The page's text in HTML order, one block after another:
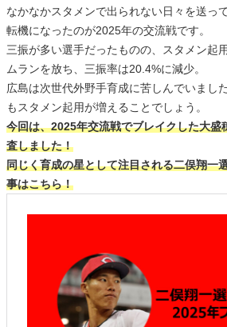
なかなかスタメンで出られない日々を送っ
転機になったのが2025年の交流戦です。
三振が多い選手だったものの、スタメン起
ムランを放ち、三振率は20.4%に減少。
広島は次世代外野手育成に苦しんでいまし
もスタメン起用が増えることでしょう。
今回は、2025年交流戦でブレイクした大盛
査しました！
同じく育成の星として注目される二俣翔一
事はこちら！